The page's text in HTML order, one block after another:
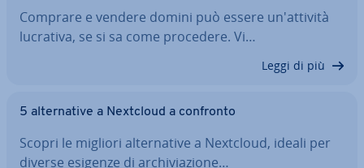
Comprare e vendere domini può essere un'at­ti­vi­tà
lucrativa, se si sa come procedere. Vi…
Leggi di più
5 al­ter­na­ti­ve a Nextcloud a confronto
Scopri le migliori al­ter­na­ti­ve a Nextcloud, ideali per
diverse esigenze di ar­chi­via­zio­ne…